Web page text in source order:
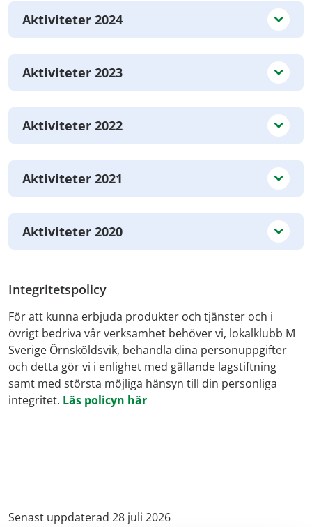
Aktiviteter 2024
Aktiviteter 2023
Aktiviteter 2022
Aktiviteter 2021
Aktiviteter 2020
Integritetspolicy
För att kunna erbjuda produkter och tjänster och i
övrigt bedriva vår verksamhet behöver vi, lokalklubb M
Sverige Örnsköldsvik, behandla dina personuppgifter
och detta gör vi i enlighet med gällande lagstiftning
samt med största möjliga hänsyn till din personliga
integritet. Läs policyn här
Senast uppdaterad 28 juli 2026